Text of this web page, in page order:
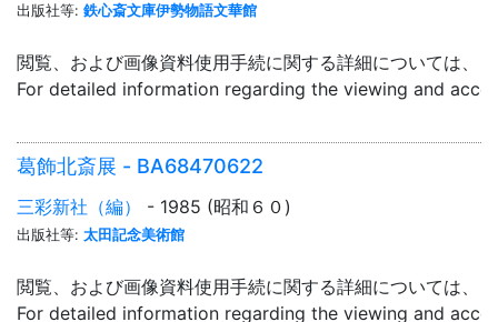
出版社等: 鉄心斎文庫伊勢物語文華館
閲覧、および画像資料使用手続に関する詳細については、「
For detailed information regarding the viewing and
葛飾北斎展 - BA68470622
三彩新社（編） - 1985 (昭和６０)
出版社等: 太田記念美術館
閲覧、および画像資料使用手続に関する詳細については、「
For detailed information regarding the viewing and